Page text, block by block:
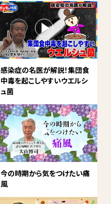
感染症の名医が解説！集団食
中毒を起こしやすいウエルシ
ュ菌
今の時期から気をつけたい痛
風